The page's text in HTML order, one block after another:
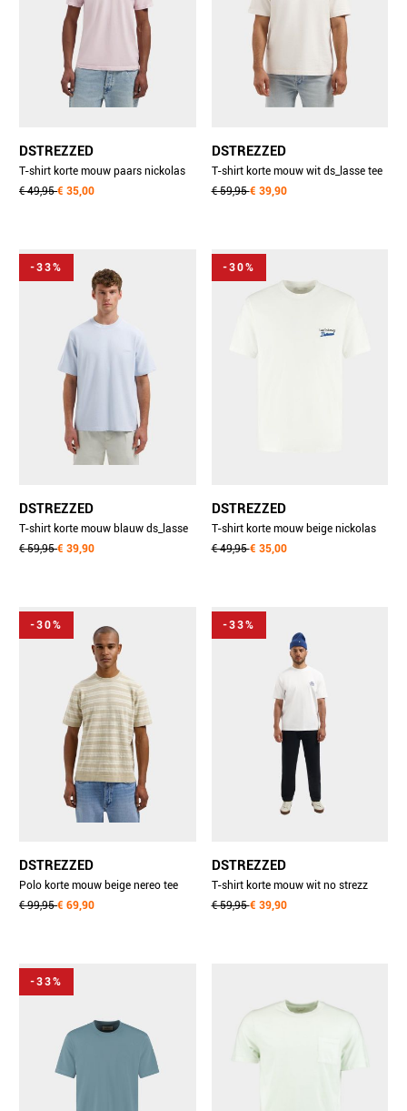
DSTREZZED
T-shirt korte mouw paars nickolas
tee 203054-ss26/462
€ 49,95€ 35,00
DSTREZZED
T-shirt korte mouw wit ds_lasse tee
203072/102
€ 59,95€ 39,90
-33%
DSTREZZED
T-shirt korte mouw blauw ds_lasse
tee 203072/646
€ 59,95€ 39,90
-30%
DSTREZZED
T-shirt korte mouw beige nickolas
tee 203054-ss26/107
€ 49,95€ 35,00
-30%
DSTREZZED
Polo korte mouw beige nereo tee
421004-ss26/251
€ 99,95€ 69,90
-33%
DSTREZZED
T-shirt korte mouw wit no strezz
club tee 203030-aw25/100
€ 59,95€ 39,90
-33%